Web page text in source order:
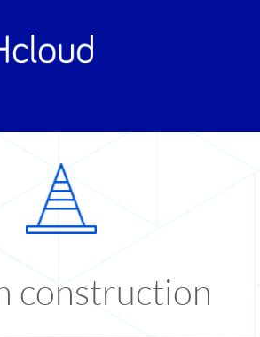
construction